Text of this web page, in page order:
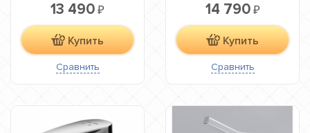
13 490 ₽
Купить
Сравнить
14 790₽
Купить
Сравнить